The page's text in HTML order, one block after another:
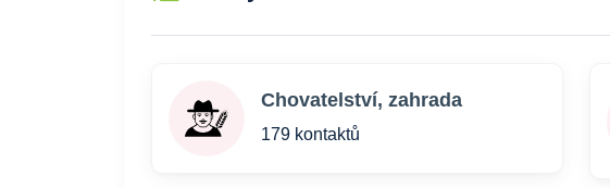
Chovatelství, zahrada
179 kontaktů